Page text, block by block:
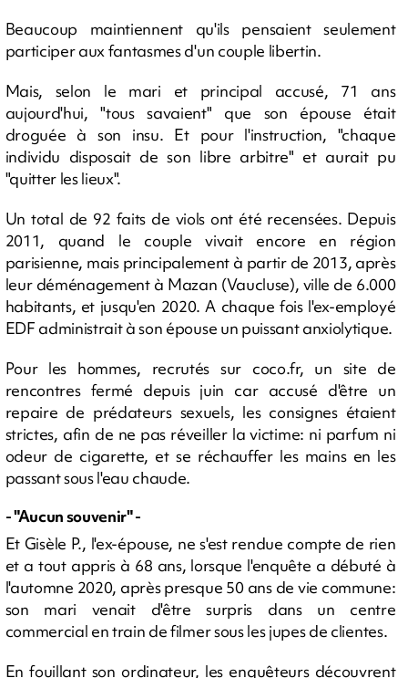
Beaucoup maintiennent qu'ils pensaient seulement
participer aux fantasmes d'un couple libertin.
Mais, selon le mari et principal accusé, 71 ans
aujourd'hui, "tous savaient" que son épouse était
droguée à son insu. Et pour l'instruction, "chaque
individu disposait de son libre arbitre" et aurait pu
"quitter les lieux".
Un total de 92 faits de viols ont été recensées. Depuis
2011, quand le couple vivait encore en région
parisienne, mais principalement à partir de 2013, après
leur déménagement à Mazan (Vaucluse), ville de 6.000
habitants, et jusqu'en 2020. A chaque fois l'ex-employé
EDF administrait à son épouse un puissant anxiolytique.
Pour les hommes, recrutés sur coco.fr, un site de
rencontres fermé depuis juin car accusé d'être un
repaire de prédateurs sexuels, les consignes étaient
strictes, afin de ne pas réveiller la victime: ni parfum ni
odeur de cigarette, et se réchauffer les mains en les
passant sous l'eau chaude.
- "Aucun souvenir" -
Et Gisèle P., l'ex-épouse, ne s'est rendue compte de rien
et a tout appris à 68 ans, lorsque l'enquête a débuté à
l'automne 2020, après presque 50 ans de vie commune:
son mari venait d'être surpris dans un centre
commercial en train de filmer sous les jupes de clientes.
En fouillant son ordinateur, les enquêteurs découvrent